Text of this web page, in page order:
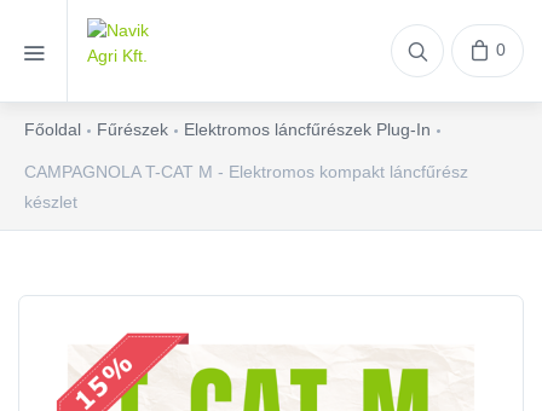
0
Főoldal Fűrészek Elektromos láncfűrészek Plug-In
CAMPAGNOLA T-CAT M - Elektromos kompakt láncfűrész
készlet